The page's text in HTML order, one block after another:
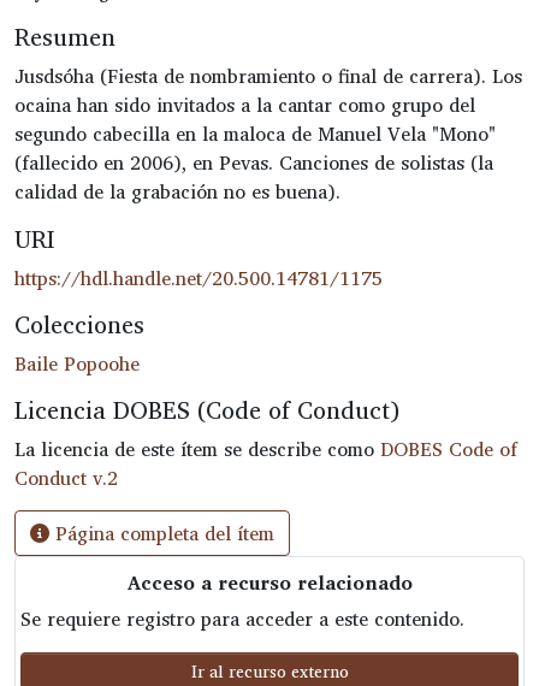
Resumen
Jusdsóha (Fiesta de nombramiento o final de carrera). Los
ocaina han sido invitados a la cantar como grupo del
segundo cabecilla en la maloca de Manuel Vela "Mono"
(fallecido en 2006), en Pevas. Canciones de solistas (la
calidad de la grabación no es buena).
URI
https://hdl.handle.net/20.500.14781/1175
Colecciones
Baile Popoohe
Licencia DOBES (Code of Conduct)
La licencia de este ítem se describe comoDOBES Code of
Conduct v.2
Página completa del ítem
Acceso a recurso relacionado
Se requiere registro para acceder a este contenido.
Ir al recurso externo